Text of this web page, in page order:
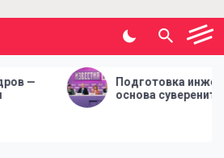
Подготовка инженерных кадров —
основа суверенитета страны